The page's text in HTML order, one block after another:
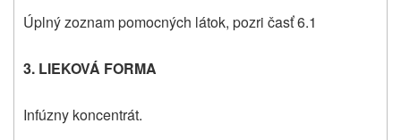
Úplný zoznam pomocných látok, pozri časť 6.1
3. LIEKOVÁ FORMA
Infúzny koncentrát.